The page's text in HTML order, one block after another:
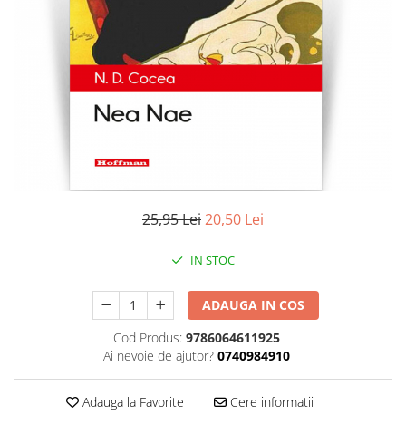
Contemporana
Publicistica / Reportaje / Interviuri
Sociologie si filozofie
25,95 Lei20,50 Lei
IN STOC
ADAUGA IN COS
Cod Produs: 9786064611925
Ai nevoie de ajutor? 0740984910
Adauga la Favorite Cere informatii